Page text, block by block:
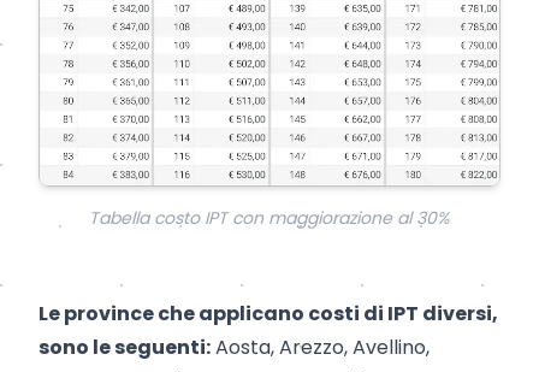
Tabella costo IPT con maggiorazione al 30%
Le province che applicano costi di IPT diversi,
sono le seguenti:Aosta,Arezzo,Avellino,